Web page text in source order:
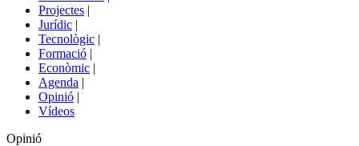
Projectes |
Jurídic |
Tecnològic |
Formació |
Econòmic |
Agenda |
Opinió |
Vídeos
Opinió